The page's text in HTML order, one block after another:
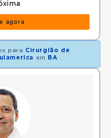
agora
para Cirurgião de
em BA